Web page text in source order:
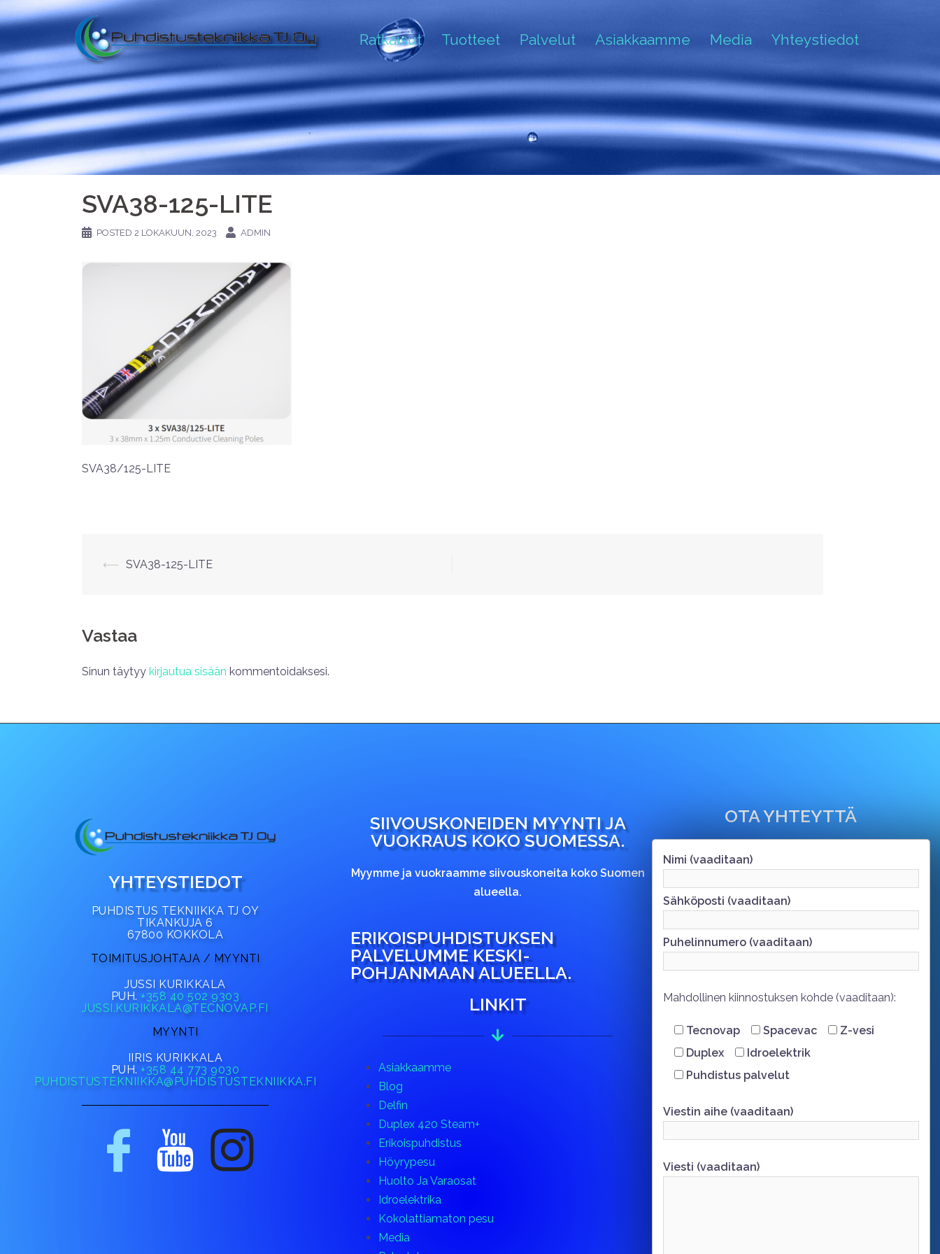
Ratkaisut Tuotteet Palvelut Asiakkaamme Media Yhteystiedot
SVA38-125-LITE
POSTED 2 LOKAKUUN, 2023 ADMIN
SVA38/125-LITE
⟵ SVA38-125-LITE
Vastaa
Sinun täytyy kirjautua sisään kommentoidaksesi.
YHTEYSTIEDOT
PUHDISTUS TEKNIIKKA TJ OY
TIKANKUJA 6
67800 KOKKOLA
TOIMITUSJOHTAJA / MYYNTI
JUSSI KURIKKALA
PUH. +358 40 502 9303
JUSSI.KURIKKALA@TECNOVAP.FI
MYYNTI
IIRIS KURIKKALA
PUH. +358 44 773 9030
PUHDISTUSTEKNIIKKA@PUHDISTUSTEKNIIKKA.FI
SIIVOUSKONEIDEN MYYNTI JA
VUOKRAUS KOKO SUOMESSA.
Myymme ja vuokraamme siivouskoneita koko Suomen
alueella.
ERIKOISPUHDISTUKSEN
PALVELUMME KESKI-
POHJANMAAN ALUEELLA.
LINKIT
Asiakkaamme
Blog
Delfin
Duplex 420 Steam+
Erikoispuhdistus
Höyrypesu
Huolto Ja Varaosat
Idroelektrika
Kokolattiamaton pesu
Media
OTA YHTEYTTÄ
Nimi (vaaditaan)
Sähköposti (vaaditaan)
Puhelinnumero (vaaditaan)
Mahdollinen kiinnostuksen kohde (vaaditaan):
Tecnovap Spacevac
Z-vesi
Duplex
Idroelektrik
Puhdistus palvelut
Viestin aihe (vaaditaan)
Viesti (vaaditaan)